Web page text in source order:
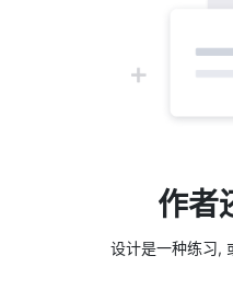
作者
设计是一种练习,